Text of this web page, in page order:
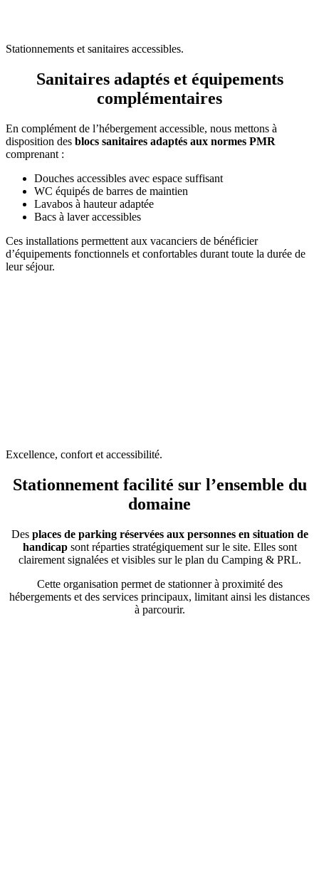
Stationnements et sanitaires accessibles.
Sanitaires adaptés et équipements
complémentaires
En complément de l’hébergement accessible, nous mettons à
disposition des blocs sanitaires adaptés aux normes PMR
comprenant :
Douches accessibles avec espace suffisant
WC équipés de barres de maintien
Lavabos à hauteur adaptée
Bacs à laver accessibles
Ces installations permettent aux vacanciers de bénéficier
d’équipements fonctionnels et confortables durant toute la durée de
leur séjour.
Excellence, confort et accessibilité.
Stationnement facilité sur l’ensemble du
domaine
Des places de parking réservées aux personnes en situation de
handicapsont réparties stratégiquement sur le site. Elles sont
clairement signalées et visibles sur le plan du Camping & PRL.
Cette organisation permet de stationner à proximité des
hébergements et des services principaux, limitant ainsi les distances
à parcourir.